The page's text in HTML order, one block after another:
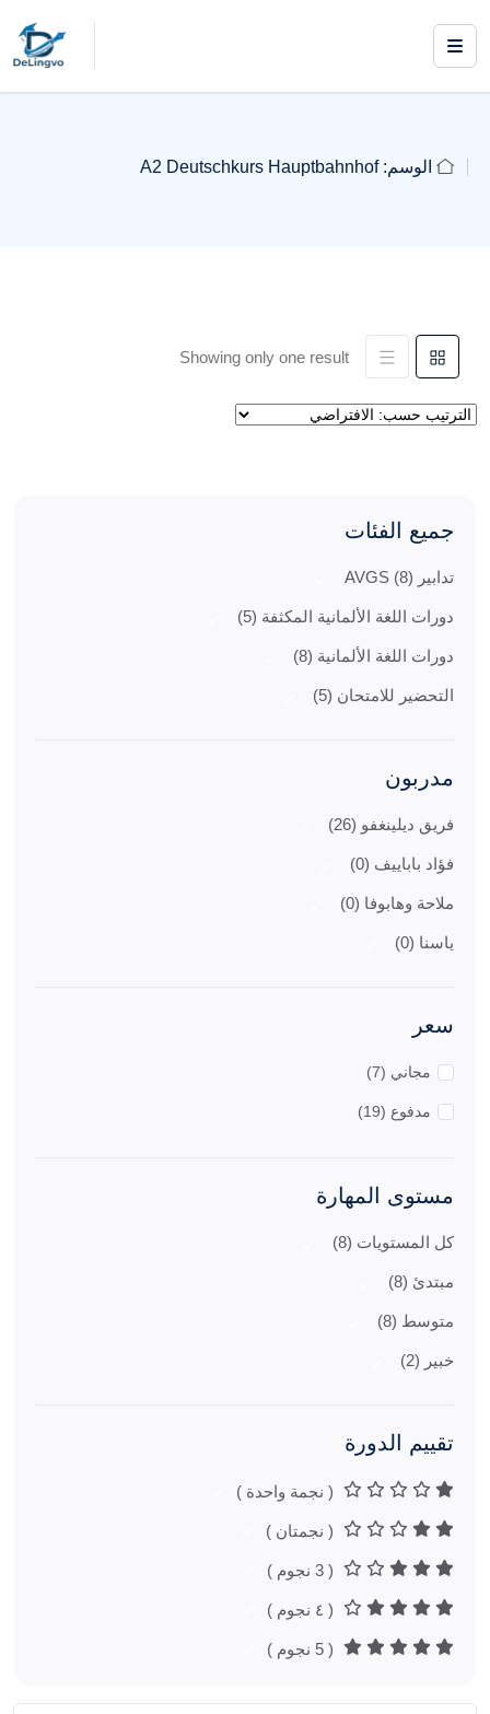
الوسم:A2 Deutschkurs Hauptbahnhof
Showing only one result
جميع الفئات
تدابير AVGS (8)
دورات اللغة الألمانية المكثفة (5)
دورات اللغة الألمانية (8)
التحضير للامتحان (5)
مدربون
فريق ديلينغفو (26)
فؤاد باباييف (0)
ملاحة وهابوفا (0)
ياسنا (0)
سعر
مجاني (7)
مدفوع (19)
مستوى المهارة
كل المستويات (8)
مبتدئ (8)
متوسط (8)
خبير (2)
تقييم الدورة
( نجمة واحدة )
( نجمتان )
( 3 نجوم )
( ٤ نجوم )
( 5 نجوم )